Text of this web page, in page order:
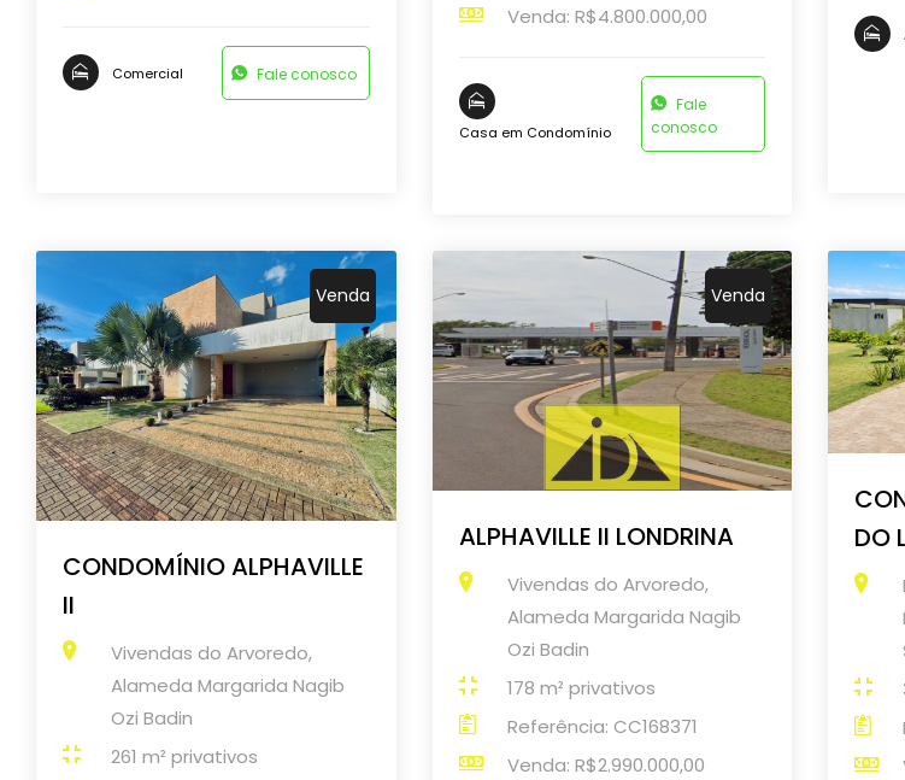
Comercial Fale conosco
Venda: R$4.800.000,00
Casa em Condomínio
Fale
conosco
Venda
CONDOMÍNIO ALPHAVILLE
II
Vivendas do Arvoredo,
Alameda Margarida Nagib
Ozi Badin
261 m² privativos
Venda
ALPHAVILLE II LONDRINA
Vivendas do Arvoredo,
Alameda Margarida Nagib
Ozi Badin
178 m² privativos
Referência: CC168371
Venda: R$2.990.000,00
DO